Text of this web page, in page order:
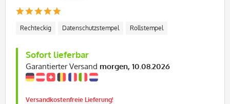
Rechteckig Datenschutzstempel Rollstempel
Sofort lieferbar
Garantierter Versand morgen, 10.08.2026
Versandkostenfreie Lieferung!